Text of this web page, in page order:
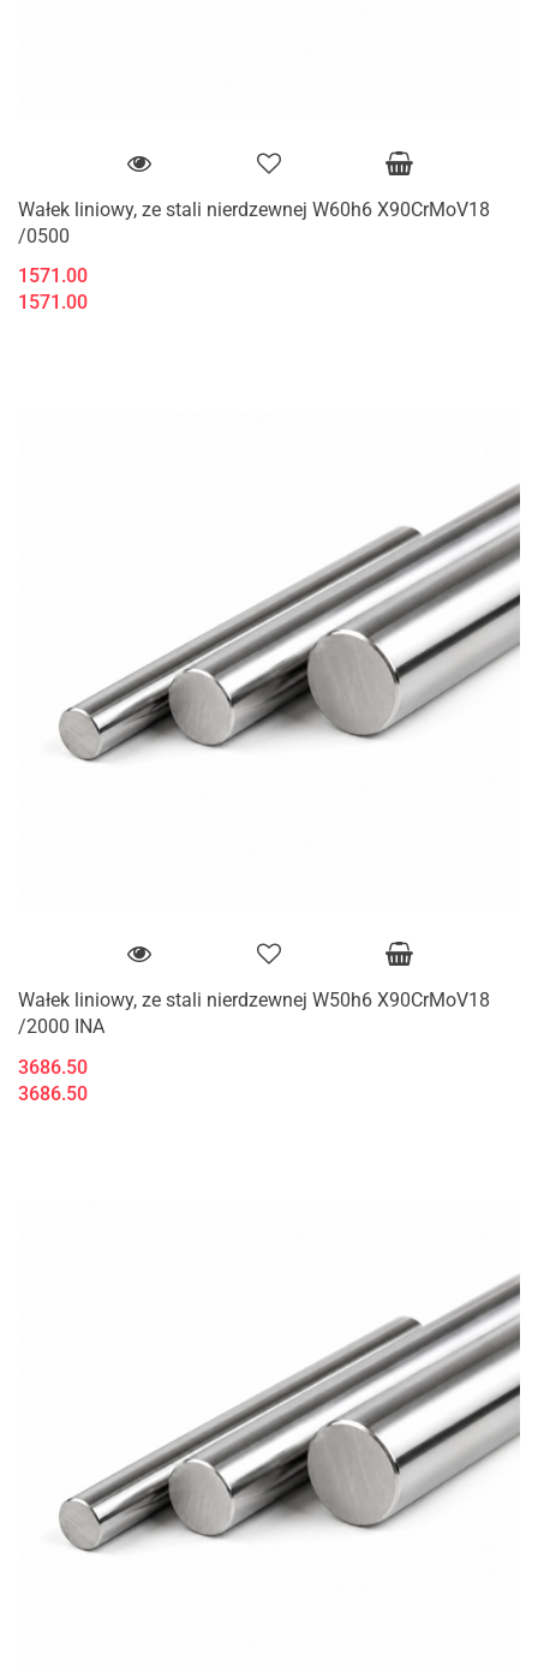
Wałek liniowy, ze stali nierdzewnej W60h6 X90CrMoV18
/0500
1571.00
1571.00
Wałek liniowy, ze stali nierdzewnej W50h6 X90CrMoV18
/2000 INA
3686.50
3686.50